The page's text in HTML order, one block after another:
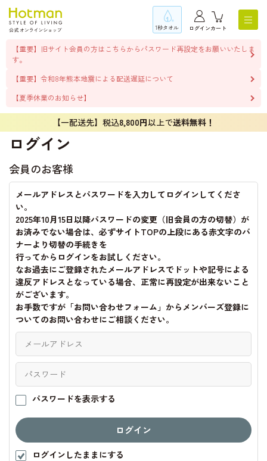
1秒タオル ログインカート
【重要】旧サイト会員の方はこちらからパスワード再設定をお願いいたしま
す。
【重要】令和8年熊本地震による配送遅延について
【夏季休業のお知らせ】
【一配送先】税込8,800円以上で送料無料！
ログイン
会員のお客様
メールアドレスとパスワードを入力してログインしてくださ
い。
2025年10月15日以降パスワードの変更（旧会員の方の切替）が
お済みでない場合は、必ずサイトTOPの上段にある赤文字のバ
ナーより切替の手続きを
行ってからログインをお試しください。
なお過去にご登録されたメールアドレスでドットや記号による
違反アドレスとなっている場合、正常に再設定が出来ないこと
がございます。
お手数ですが「お問い合わせフォーム」からメンバーズ登録に
ついてのお問い合わせにご相談ください。
パスワードを表示する
ログインしたままにする